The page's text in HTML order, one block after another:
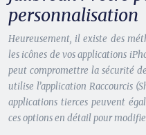
personnalisation
Heureusement, il existe des
les icônes de vos applications
peut compromettre la sécurité
utilise l’application Raccourcis
applications tierces peuvent
ces options en détail pour